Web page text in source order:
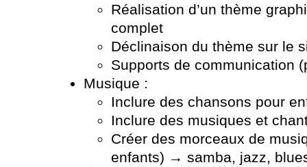
Réalisation d’un thème
complet
Déclinaison du thème sur le
Supports de communication
Musique :
Inclure des chansons pour
Inclure des musiques et
Créer des morceaux de
enfants) → samba, jazz,